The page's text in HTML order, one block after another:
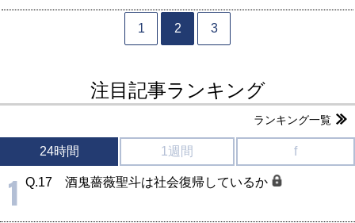
1 2 3
注目記事ランキング
ランキング一覧
24時間 1週間 f
1 Q.17 酒鬼薔薇聖斗は社会復帰しているか